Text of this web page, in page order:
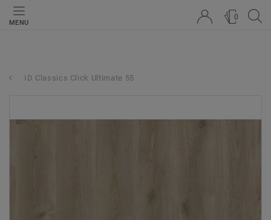
MENU
0
ID Classics Click Ultimate 55